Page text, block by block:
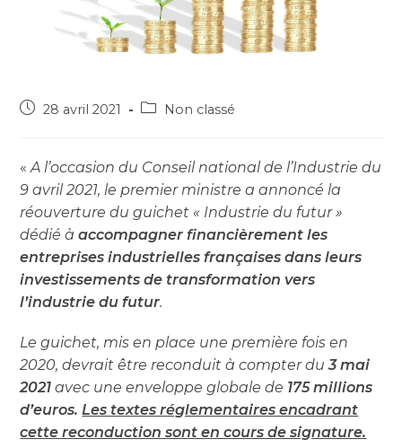
28 avril 2021 Non classé
«A l’occasion du Conseil national de l’Industrie du
9 avril 2021, le premier ministre a annoncé la
réouverture du guichet « Industrie du futur »
dédié àaccompagner financièrement les
entreprises industrielles françaises dans leurs
investissements de transformation vers
l’industrie du futur.
Le guichet, mis en place une première fois en
2020, devrait être reconduit à compter du3 mai
2021 avec une enveloppe globale de 175 millions
d’euros.Les textes réglementaires encadrant
cette reconduction sont en cours de signature.